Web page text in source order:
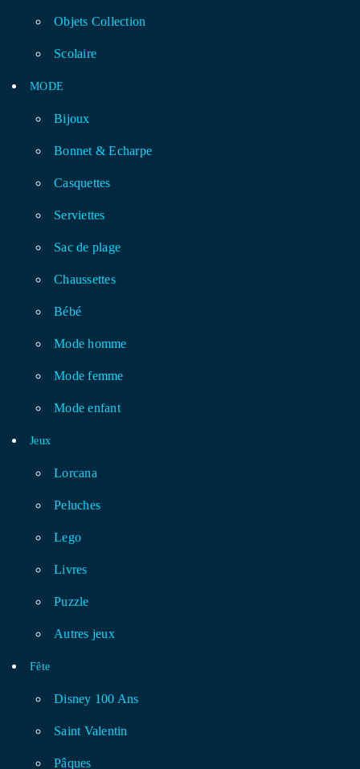
Objets Collection
Scolaire
MODE
Bijoux
Bonnet & Echarpe
Casquettes
Serviettes
Sac de plage
Chaussettes
Bébé
Mode homme
Mode femme
Mode enfant
Jeux
Lorcana
Peluches
Lego
Livres
Puzzle
Autres jeux
Fête
Disney 100 Ans
Saint Valentin
Pâques